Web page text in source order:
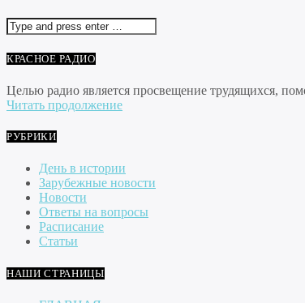
КРАСНОЕ РАДИО
Целью радио является просвещение трудящихся,
Читать продолжение
РУБРИКИ
День в истории
Зарубежные новости
Новости
Ответы на вопросы
Расписание
Статьи
НАШИ СТРАНИЦЫ